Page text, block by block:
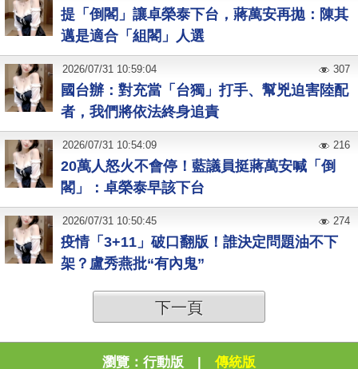
提「倒閣」讓卓榮泰下台，蔣萬安再拋：陳其
邁是適合「組閣」人選
國台辦：對充當「台獨」打手、幫兇迫害陸配
者，我們將依法終身追責
2026/07/31 10:59:04 307
20萬人怒火不會停！藍議員挺蔣萬安喊「倒
閣」：卓榮泰早該下台
2026/07/31 10:54:09 216
疫情「3+11」破口翻版！誰決定問題油不下
架？盧秀燕批“有內鬼”
2026/07/31 10:50:45 274
下一頁
瀏覽： 行動版 | 傳統版